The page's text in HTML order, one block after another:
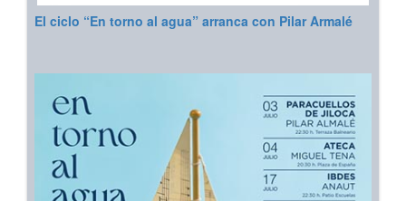
El ciclo “En torno al agua” arranca con Pilar Armalé